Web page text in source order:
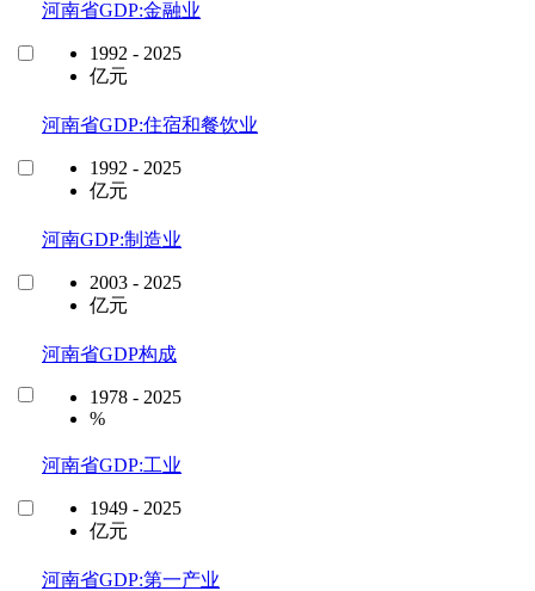
河南省GDP:金融业
1992 - 2025
亿元
河南省GDP:住宿和餐饮业
1992 - 2025
亿元
河南GDP:制造业
2003 - 2025
亿元
河南省GDP构成
1978 - 2025
%
河南省GDP:工业
1949 - 2025
亿元
河南省GDP:第一产业